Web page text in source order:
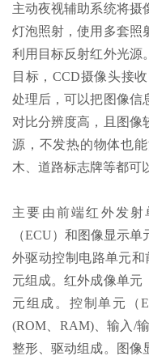
主动夜视辅助系统将摄
灯泡照射，使用多套照
利用目标反射红外光源
目标，CCD摄像头接
处理后，可以把图像信
对比分辨度高，且图像
源，不发热的物体也
木、道路标志牌等都可
主要由前端红外发
（ECU）和图像显示
外驱动控制电路单元
元组成。红外成像单元
元组成。控制单元（
(ROM、RAM)、输入/
整形、驱动组成。图像